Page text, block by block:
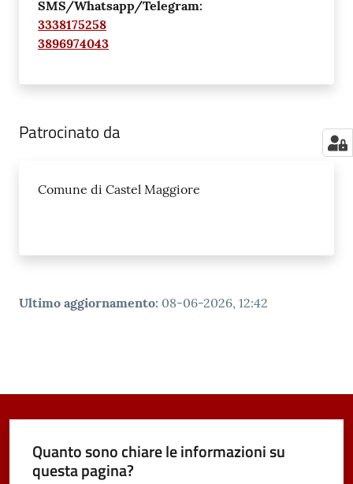
SMS/Whatsapp/Telegram:
3338175258
3896974043
Patrocinato da
Comune di Castel Maggiore
Ultimo aggiornamento: 08-06-2026, 12:42
Quanto sono chiare le informazioni su
questa pagina?